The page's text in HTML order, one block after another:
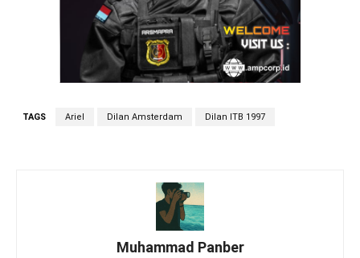
TAGS Ariel Dilan Amsterdam Dilan ITB 1997
Muhammad Panber